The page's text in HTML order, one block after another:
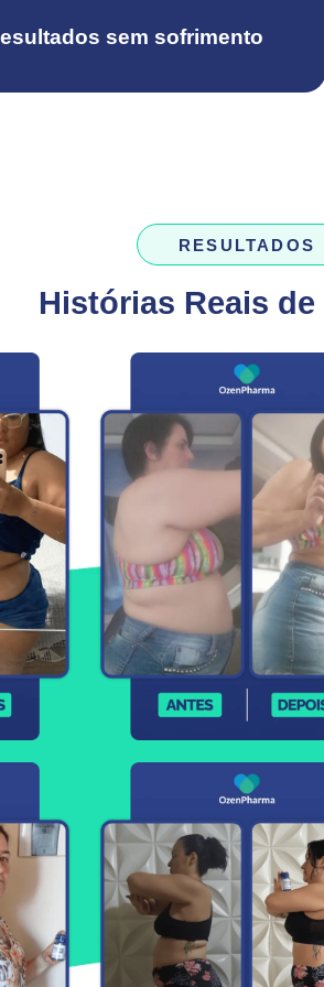
sem sofrimento
RESULTADOS
Histórias Reais de